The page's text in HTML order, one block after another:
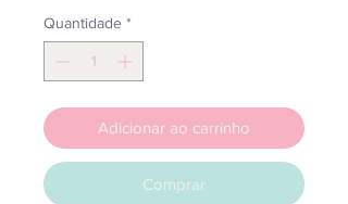
Quantidade *
Adicionar ao carrinho
Comprar